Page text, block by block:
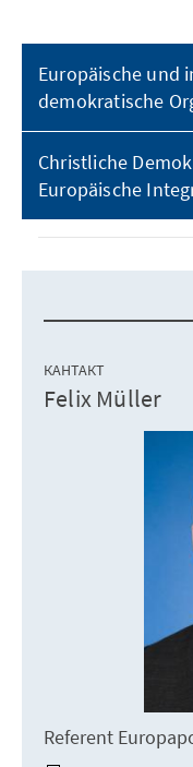
Europäische und
demokratische
Christliche
Europäische
КАНТАКТ
Felix Müller
Referent